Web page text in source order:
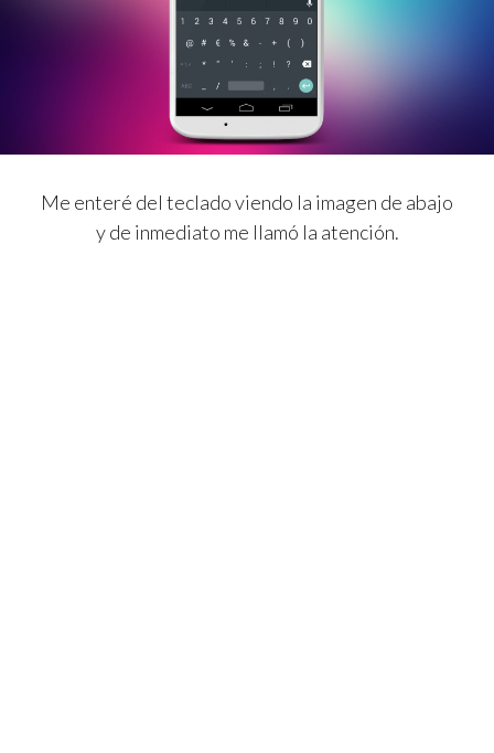
Me enteré del teclado viendo la imagen de abajo
y de inmediato me llamó la atención.